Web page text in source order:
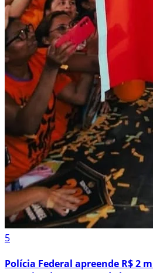
5
Polícia Federal apreende R$ 2